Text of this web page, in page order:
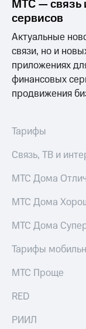
ПАО
"МТС"
капитал
и
Рынок
Описание
Порядок
выкупа
МТС — связь
сервисов
Актуальные
связи, но и
приложениях
финансовых
продвижения
Тарифы
Связь, ТВ и
МТС Дома
МТС Дома
МТС Дома
Тарифы
МТС Проще
RED
РИИЛ